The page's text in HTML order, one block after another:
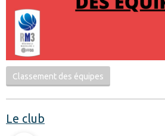
Classement des équipes
Le club